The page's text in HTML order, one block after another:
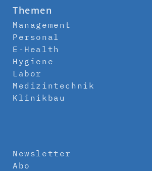
Themen
Management
Personal
E-Health
Hygiene
Labor
Medizintechnik
Klinikbau
Newsletter
Abo